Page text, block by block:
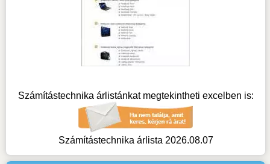
Számítástechnika árlistánkat megtekintheti excelben is:
Számítástechnika árlista 2026.08.07